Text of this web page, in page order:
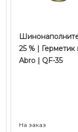
25 % |
Abro | QF-35
На заказ